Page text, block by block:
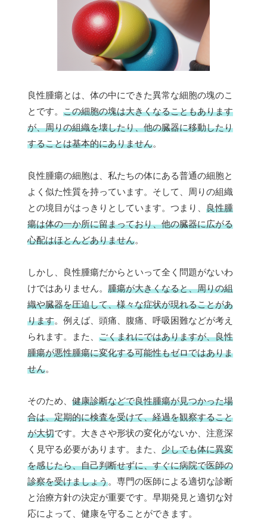
良性腫瘍とは、体の中にできた異常な細胞の塊のこ
とです。 この細胞の塊は大きくなることもあります
が、周りの組織を壊したり、他の臓器に移動したり
することは基本的にありません。
良性腫瘍の細胞は、私たちの体にある普通の細胞と
よく似た性質を持っています。そして、周りの組織
との境目がはっきりとしています。つまり、 良性腫
瘍は体の一か所に留まっており、他の臓器に広がる
心配はほとんどありません。
しかし、良性腫瘍だからといって全く問題がないわ
けではありません。 腫瘍が大きくなると、周りの組
織や臓器を圧迫して、様々な症状が現れることがあ
ります。例えば、頭痛、腹痛、呼吸困難などが考え
られます。また、 ごくまれにではありますが、良性
腫瘍が悪性腫瘍に変化する可能性もゼロではありま
せん。
そのため、 健康診断などで良性腫瘍が見つかった場
合は、定期的に検査を受けて、経過を観察すること
が大切です。大きさや形状の変化がないか、注意深
く見守る必要があります。また、 少しでも体に異変
を感じたら、自己判断せずに、すぐに病院で医師の
診察を受けましょう。専門の医師による適切な診断
と治療方針の決定が重要です。早期発見と適切な対
応によって、健康を守ることができます。